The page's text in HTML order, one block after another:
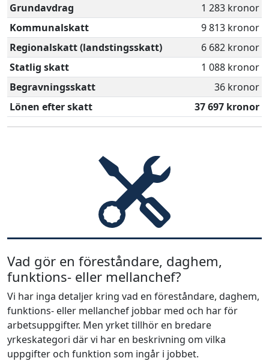
Grundavdrag
1 283 kronor
Kommunalskatt
9 813 kronor
Regionalskatt (landstingsskatt)
6 682 kronor
Statlig skatt
1 088 kronor
Begravningsskatt
36 kronor
Lönen efter skatt
37 697 kronor
Vad gör en föreståndare, daghem,
funktions- eller mellanchef?
Vi har inga detaljer kring vad en föreståndare, daghem,
funktions- eller mellanchef jobbar med och har för
arbetsuppgifter. Men yrket tillhör en bredare
yrkeskategori där vi har en beskrivning om vilka
uppgifter och funktion som ingår i jobbet.